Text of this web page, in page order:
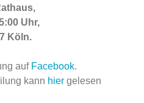
Uhr,
Köln.
auf Facebook.
kann hier gelesen